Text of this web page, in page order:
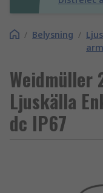
/ Belysning /
Weidmüller
Ljuskälla
dc IP67